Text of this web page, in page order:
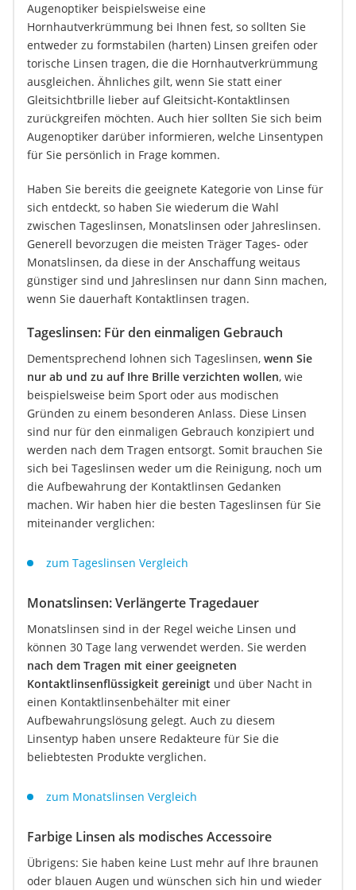
Augenoptiker beispielsweise eine
Hornhautverkrümmung bei Ihnen fest, so sollten Sie
entweder zu formstabilen (harten) Linsen greifen oder
torische Linsen tragen, die die Hornhautverkrümmung
ausgleichen. Ähnliches gilt, wenn Sie statt einer
Gleitsichtbrille lieber auf Gleitsicht-Kontaktlinsen
zurückgreifen möchten. Auch hier sollten Sie sich beim
Augenoptiker darüber informieren, welche Linsentypen
für Sie persönlich in Frage kommen.
Haben Sie bereits die geeignete Kategorie von Linse für
sich entdeckt, so haben Sie wiederum die Wahl
zwischen Tageslinsen, Monatslinsen oder Jahreslinsen.
Generell bevorzugen die meisten Träger Tages- oder
Monatslinsen, da diese in der Anschaffung weitaus
günstiger sind und Jahreslinsen nur dann Sinn machen,
wenn Sie dauerhaft Kontaktlinsen tragen.
Tageslinsen: Für den einmaligen Gebrauch
Dementsprechend lohnen sich Tageslinsen, wenn Sie
nur ab und zu auf Ihre Brille verzichten wollen, wie
beispielsweise beim Sport oder aus modischen
Gründen zu einem besonderen Anlass. Diese Linsen
sind nur für den einmaligen Gebrauch konzipiert und
werden nach dem Tragen entsorgt. Somit brauchen Sie
sich bei Tageslinsen weder um die Reinigung, noch um
die Aufbewahrung der Kontaktlinsen Gedanken
machen. Wir haben hier die besten Tageslinsen für Sie
miteinander verglichen:
zum Tageslinsen Vergleich
Monatslinsen: Verlängerte Tragedauer
Monatslinsen sind in der Regel weiche Linsen und
können 30 Tage lang verwendet werden. Sie werden
nach dem Tragen mit einer geeigneten
Kontaktlinsenflüssigkeit gereinigt und über Nacht in
einen Kontaktlinsenbehälter mit einer
Aufbewahrungslösung gelegt. Auch zu diesem
Linsentyp haben unsere Redakteure für Sie die
beliebtesten Produkte verglichen.
zum Monatslinsen Vergleich
Farbige Linsen als modisches Accessoire
Übrigens: Sie haben keine Lust mehr auf Ihre braunen
oder blauen Augen und wünschen sich hin und wieder